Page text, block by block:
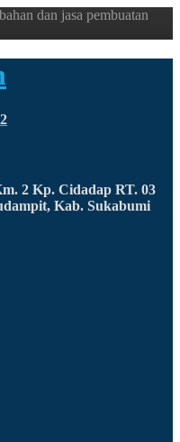
dan jasa pembuatan
2 Kp. Cidadap RT. 03
Kab. Sukabumi